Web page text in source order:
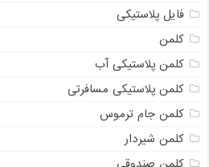
فایل پلاستیکی
کلمن
کلمن پلاستیکی آب
کلمن پلاستیکی مسافرتی
کلمن جام ترموس
کلمن شیردار
کلمن صندوقی